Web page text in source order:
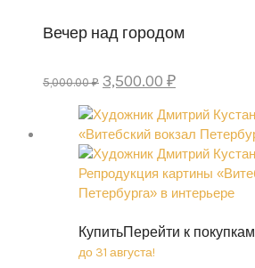
Вечер над городом
5,000.00 ₽ Original
was:
5,000.00 ₽.
3,500.00 ₽Current
is:
3,500.00 ₽.
КупитьПерейти к покупкам
до 31 августа!